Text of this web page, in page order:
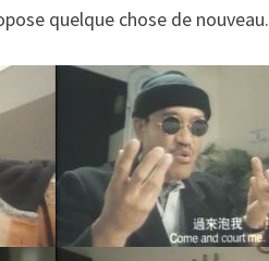
quelque chose de nouveau.